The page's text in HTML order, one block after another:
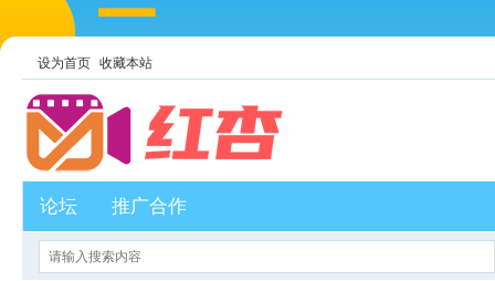
设为首页 收藏本站
论坛 推广合作